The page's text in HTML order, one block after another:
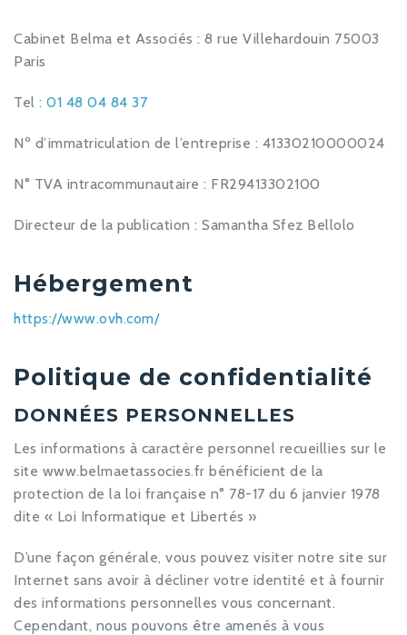
Cabinet Belma et Associés : 8 rue Villehardouin 75003
Paris
Tel : 01 48 04 84 37
Nº d’immatriculation de l’entreprise : 41330210000024
N° TVA intracommunautaire : FR29413302100
Directeur de la publication : Samantha Sfez Bellolo
Hébergement
https://www.ovh.com/
Politique de confidentialité
DONNÉES PERSONNELLES
Les informations à caractère personnel recueillies sur le
site www.belmaetassocies.fr bénéficient de la
protection de la loi française n° 78-17 du 6 janvier 1978
dite « Loi Informatique et Libertés »
D’une façon générale, vous pouvez visiter notre site sur
Internet sans avoir à décliner votre identité et à fournir
des informations personnelles vous concernant.
Cependant, nous pouvons être amenés à vous